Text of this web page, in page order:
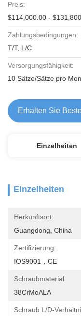
Preis:
$114,000.00 -
Zahlungsbedingungen:
T/T, L/C
Versorgungsfähigkeit:
10 Sätze/Sätze pro
Erhalten Sie
Einzelheiten
Einzelheiten
Herkunftsort:
Guangdong, China
Zertifizierung:
IOS9001，CE
Schraubmaterial:
38CrMoALA
Schraub L/D-